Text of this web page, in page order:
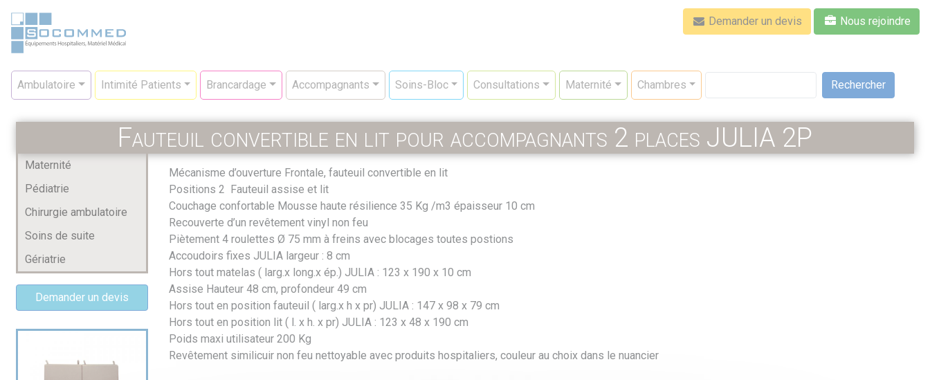
contenu
principal
Demander un devis Nous rejoindre
Navigation
principale
Ambulatoire Intimité Patients Brancardage Accompagnants Soins-Bloc Consultations Maternité Chambres
Fauteuil convertible en lit pour accompagnants 2 places JULIA 2P
Maternité
Pédiatrie
Chirurgie ambulatoire
Soins de suite
Gériatrie
Demander un devis
Mécanisme d’ouverture Frontale, fauteuil convertible en lit
Positions 2 Fauteuil assise et lit
Couchage confortable Mousse haute résilience 35 Kg /m3 épaisseur 10 cm
Recouverte d’un revêtement vinyl non feu
Piètement 4 roulettes Ø 75 mm à freins avec blocages toutes postions
Accoudoirs fixes JULIA largeur : 8 cm
Hors tout matelas ( larg.x long.x ép.) JULIA : 123 x 190 x 10 cm
Assise Hauteur 48 cm, profondeur 49 cm
Hors tout en position fauteuil ( larg.x h x pr) JULIA : 147 x 98 x 79 cm
Hors tout en position lit ( l. x h. x pr) JULIA : 123 x 48 x 190 cm
Poids maxi utilisateur 200 Kg
Revêtement similicuir non feu nettoyable avec produits hospitaliers, couleur au choix dans le nuancier